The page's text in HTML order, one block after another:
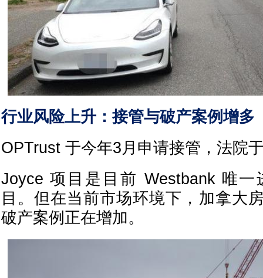
行业风险上升：接管与破产案例增多
OPTrust 于今年3月申请接管，法院
Joyce 项目是目前 Westbank 唯
目。但在当前市场环境下，加拿大
破产案例正在增加。